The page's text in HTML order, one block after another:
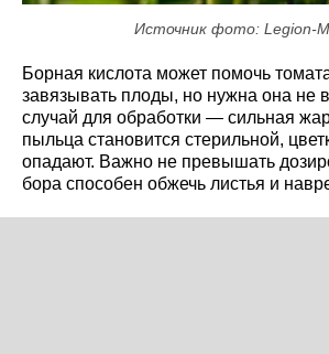
Источник фото: Legion-
Борная кислота может помочь
завязывать плоды, но нужна она не
случай для обработки — сильная
пыльца становится стерильной,
опадают. Важно не превышать
бора способен обжечь листья и